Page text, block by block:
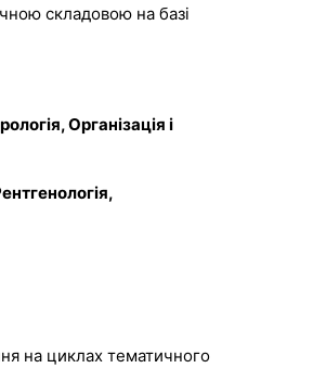
складовою на базі
Організація і
на циклах тематичного